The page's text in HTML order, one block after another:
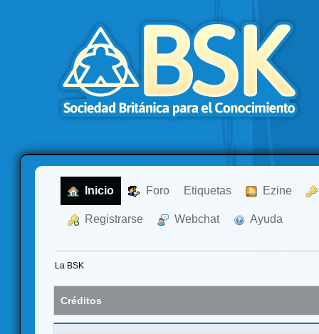
Inicio Foro Etiquetas Ezine
Registrarse Webchat Ayuda
La BSK
Créditos